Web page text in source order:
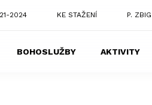
2024 KE STAŽENÍ P.
BOHOSLUŽBY AKTIVITY